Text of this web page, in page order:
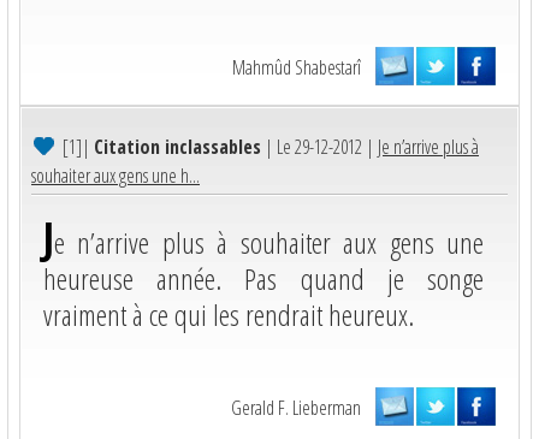
Mahmûd Shabestarî
[1]| Citation inclassables | Le 29-12-2012 | Je n’arrive plus à
souhaiter aux gens une h...
Je n’arrive plus à souhaiter aux gens une
heureuse année. Pas quand je songe
vraiment à ce qui les rendrait heureux.
Gerald F. Lieberman